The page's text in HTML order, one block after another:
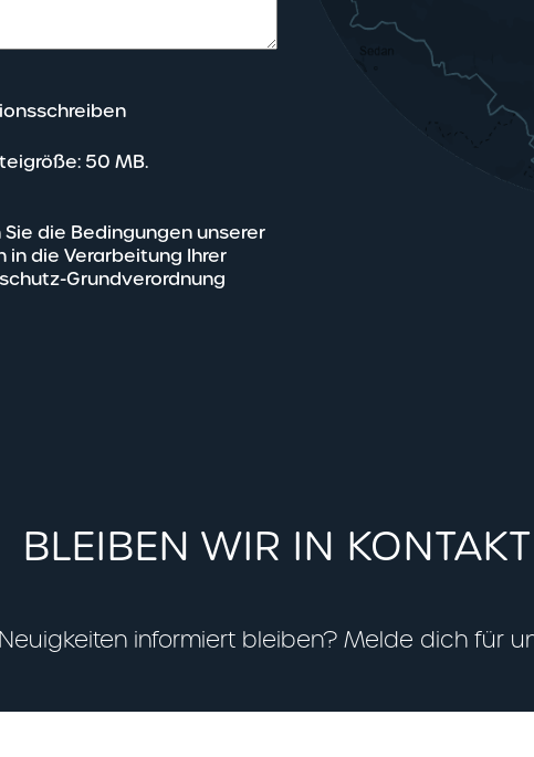
50 MB.
die Bedingungen unserer
die Verarbeitung Ihrer
Grundverordnung
BLEIBEN WIR IN KONTAKT
informiert bleiben? Melde dich für